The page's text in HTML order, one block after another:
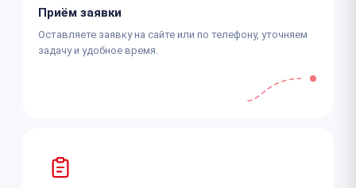
Приём заявки
Оставляете заявку на сайте или по телефону, уточняем
задачу и удобное время.